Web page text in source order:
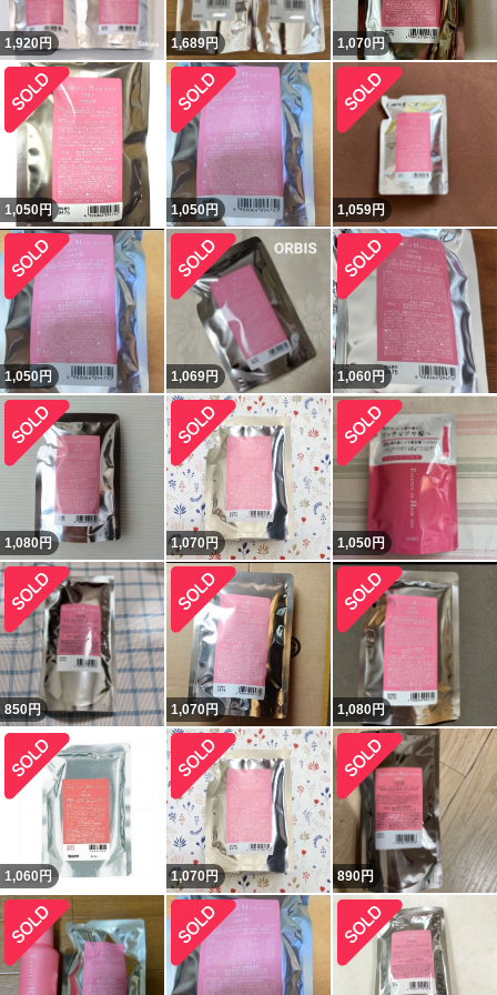
1,920円 1,689円 1,070円
1,050円 1,050円 1,059円
1,050円 1,069円 1,060円
1,080円 1,070円 1,050円
850円 1,070円 1,080円
1,060 円 1,070円 890円